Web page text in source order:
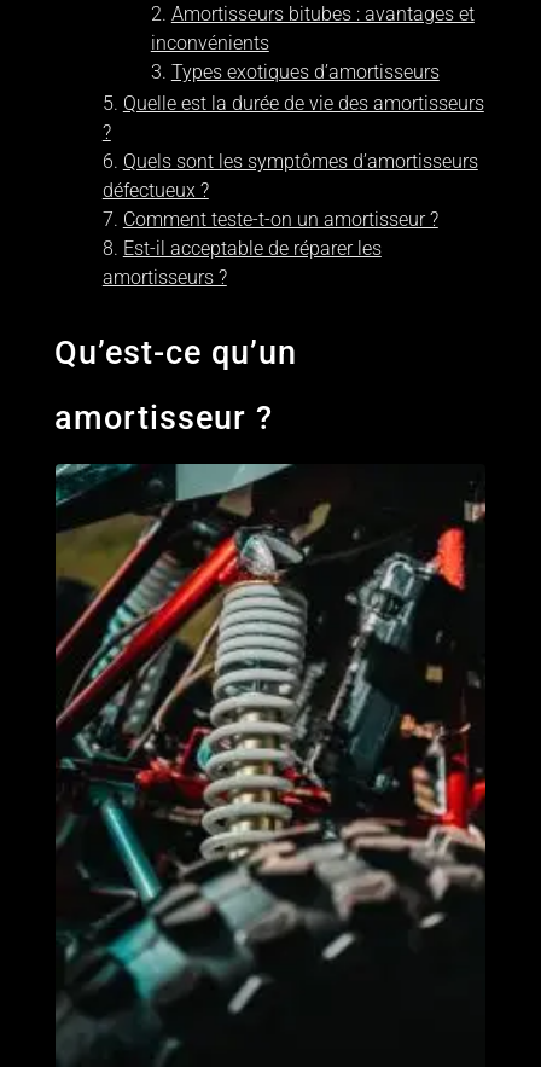
Amortisseurs bitubes : avantages et
inconvénients
Types exotiques d’amortisseurs
Quelle est la durée de vie des amortisseurs
?
Quels sont les symptômes d’amortisseurs
défectueux ?
Comment teste-t-on un amortisseur ?
Est-il acceptable de réparer les
amortisseurs ?
Qu’est-ce qu’un
amortisseur ?